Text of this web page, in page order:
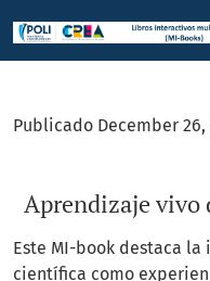
Publicado December 26,
Aprendizaje vivo
Este MI-book destaca
científica como